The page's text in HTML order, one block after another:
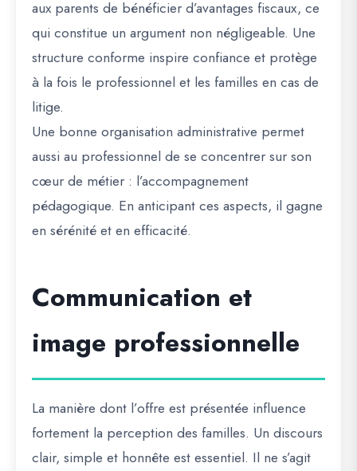
aux parents de bénéficier d’avantages fiscaux, ce
qui constitue un argument non négligeable. Une
structure conforme inspire confiance et protège
à la fois le professionnel et les familles en cas de
litige.
Une bonne organisation administrative permet
aussi au professionnel de se concentrer sur son
cœur de métier : l’accompagnement
pédagogique. En anticipant ces aspects, il gagne
en sérénité et en efficacité.
Communication et
image professionnelle
La manière dont l’offre est présentée influence
fortement la perception des familles. Un discours
clair, simple et honnête est essentiel. Il ne s’agit